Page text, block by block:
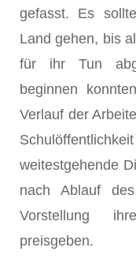
gefasst. Es
Land gehen, bis
für ihr Tun
beginnen
Verlauf der
weitestgehende
nach Ablauf
Vorstellung
preisgeben.